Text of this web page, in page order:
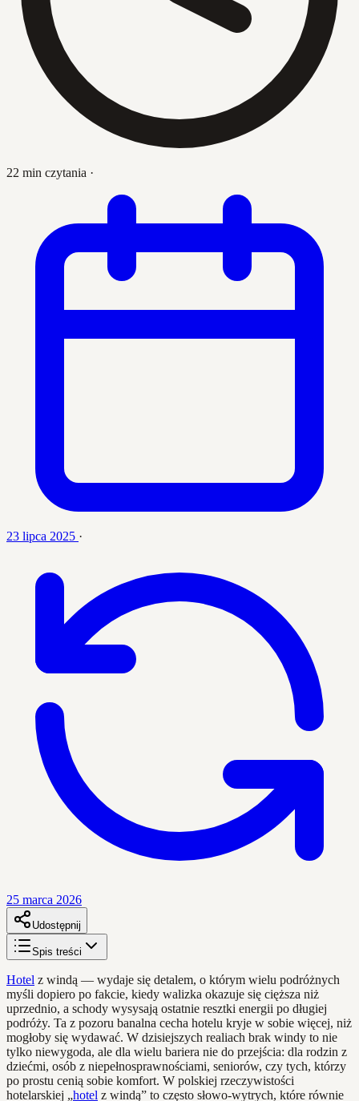
22 min czytania ·
23 lipca 2025 ·
25 marca 2026
Udostępnij
Spis treści
Hotel z windą — wydaje się detalem, o którym wielu podróżnych
myśli dopiero po fakcie, kiedy walizka okazuje się cięższa niż
uprzednio, a schody wysysają ostatnie resztki energii po długiej
podróży. Ta z pozoru banalna cecha hotelu kryje w sobie więcej, niż
mogłoby się wydawać. W dzisiejszych realiach brak windy to nie
tylko niewygoda, ale dla wielu bariera nie do przejścia: dla rodzin z
dziećmi, osób z niepełnosprawnościami, seniorów, czy tych, którzy
po prostu cenią sobie komfort. W polskiej rzeczywistości
hotelarskiej „hotel z windą” to często słowo-wytrych, które równie